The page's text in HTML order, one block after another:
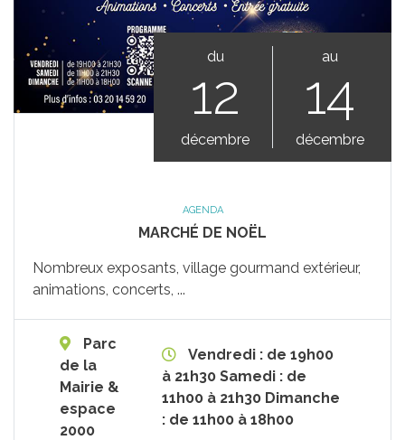
du
12
décembre
au
14
décembre
AGENDA
MARCHÉ DE NOËL
Nombreux exposants, village gourmand extérieur,
animations, concerts, ...
Parc
de la
Mairie &
espace
2000
Vendredi : de 19h00
à 21h30 Samedi : de
11h00 à 21h30 Dimanche
: de 11h00 à 18h00